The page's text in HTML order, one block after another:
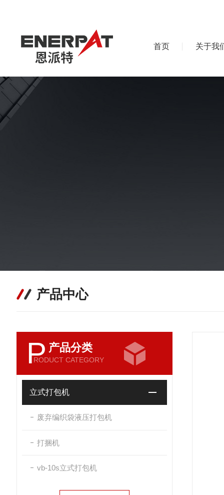
首页 关于我
产品中心
P 产品分类
RODUCT CATEGORY
立式打包机
废弃编织袋液压打包机
打捆机
vb-10s立式打包机